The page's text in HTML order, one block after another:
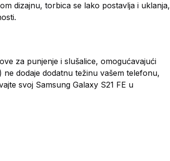
dizajnu, torbica se lako postavlja i uklanja,
za punjenje i slušalice, omogućavajući
dodaje dodatnu težinu vašem telefonu,
svoj Samsung Galaxy S21 FE u